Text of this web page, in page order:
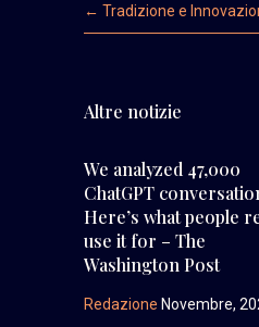
Post navigation
← Tradizione e
Altre notizie
We analyzed 47,000
ChatGPT
Here’s what people
use it for – The
Washington Post
Redazione Novembre,